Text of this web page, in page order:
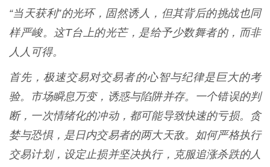
“当天获利”的光环，固然诱人，但其背后的挑战也同
样严峻。这T台上的光芒，是给予少数舞者的，而非
人人可得。
首先，极速交易对交易者的心智与纪律是巨大的考
验。市场瞬息万变，诱惑与陷阱并存。一个错误的判
断，一次情绪化的冲动，都可能导致快速的亏损。贪
婪与恐惧，是日内交易者的两大天敌。如何严格执行
交易计划，设定止损并坚决执行，克服追涨杀跌的人